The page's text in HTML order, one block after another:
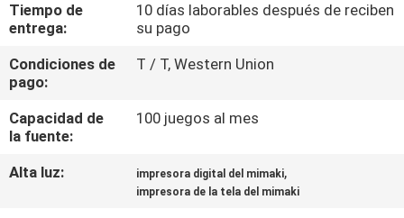
NOTICIAS
TODOS
LOS
CASOS
Tiempo de
entrega:
10 días laborables después de reciben
su pago
Condiciones de
pago:
T / T, Western Union
Capacidad de
la fuente:
100 juegos al mes
Alta luz: impresora digital del mimaki,
impresora de la tela del mimaki